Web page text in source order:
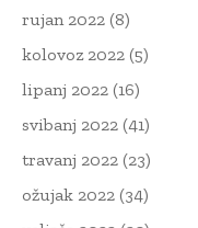
rujan 2022 (8)
kolovoz 2022 (5)
lipanj 2022 (16)
svibanj 2022 (41)
travanj 2022 (23)
ožujak 2022 (34)